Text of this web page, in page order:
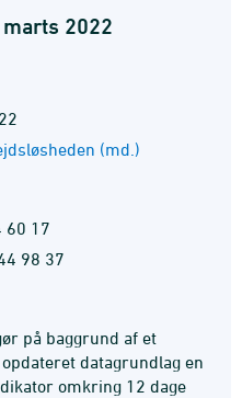
2022
(md.)
60 17
98 37
på baggrund af et
datagrundlag en
omkring 12 dage